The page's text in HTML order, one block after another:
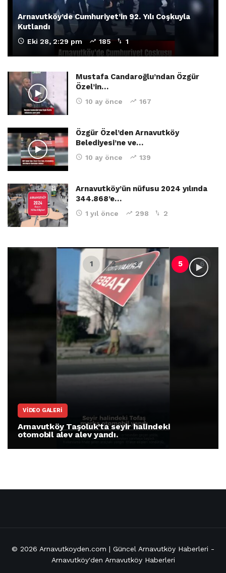
Arnavutköy’de Cumhuriyet’in 92. Yılı Coşkuyla
Kutlandı
Eki 28, 2:29 pm 185 1
Mustafa Candaroğlu’ndan Özgür
Özel’in…
10 ay önce 167
Özgür Özel’den Arnavutköy
Belediyesi’ne ve…
10 ay önce 139
Arnavutköy’ün nüfusu 2024 yılında
344.868’e…
1 yıl önce 298 2
ARNAVUTKÖY
Arnavutköy İmrahor Mahallesi sakinleri
protesto gösterisi düzenledi
© 2026 Arnavutkoyden.com | Güncel Arnavutköy Haberleri -
Arnavutköy'den Arnavutköy Haberleri